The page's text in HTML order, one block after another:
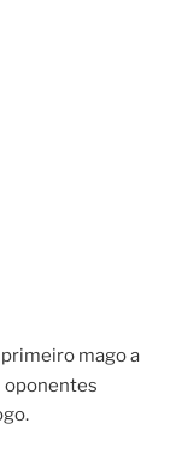
mago a
oponentes